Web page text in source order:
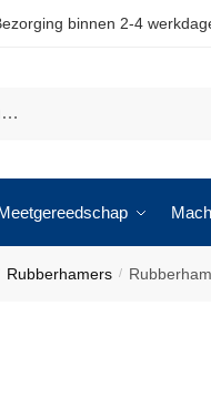
binnen 2-4
Rubberhamers /